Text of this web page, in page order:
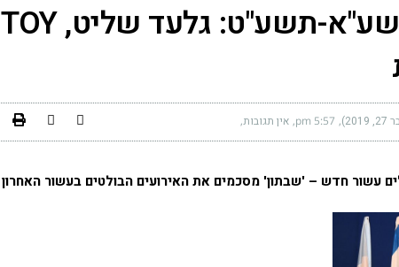
סיכום עשור – תשע"א-תשע"ט: גלעד שליט, TOY
5:57 pm אין תגובות
עשור חדש – 'שבתון' מסכמים את האירועים הבולטים בעשור האחרון